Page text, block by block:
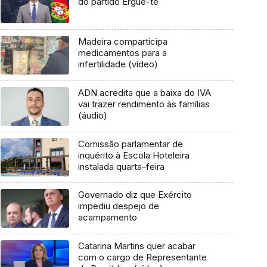
Madeira comparticipa
medicamentos para a
infertilidade (vídeo)
ADN acredita que a baixa do IVA
vai trazer rendimento às famílias
(áudio)
Comissão parlamentar de
inquérito à Escola Hoteleira
instalada quarta-feira
Governado diz que Exército
impediu despejo de
acampamento
Catarina Martins quer acabar
com o cargo de Representante